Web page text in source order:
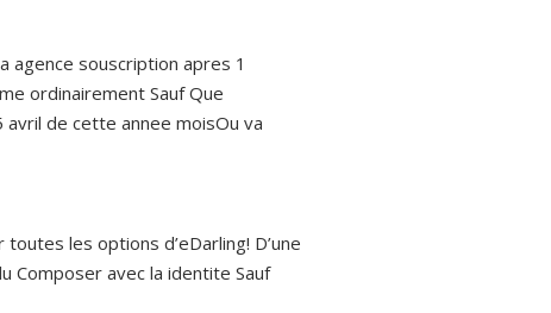
agence souscription apres 1
ordinairement Sauf Que
avril de cette annee moisOu va
les options d’eDarling! D’une
Composer avec la identite Sauf